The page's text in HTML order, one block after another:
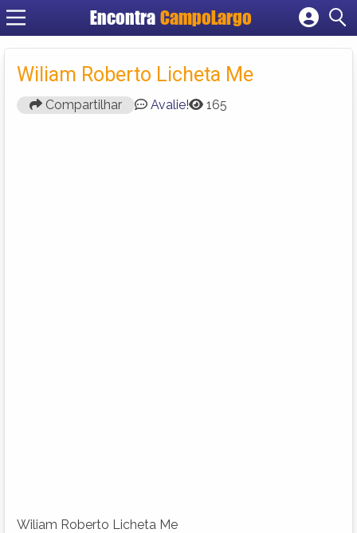
Encontra CampoLargo
Cadastrar empresa
Criar conta
Wiliam Roberto Licheta Me
Compartilhar Avalie! 165
Wiliam Roberto Licheta Me